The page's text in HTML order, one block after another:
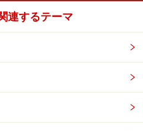
連するテーマ